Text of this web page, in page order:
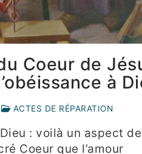
Coeur de
à
ACTES DE RÉPARATION
: voilà un aspect
Coeur que l’amour